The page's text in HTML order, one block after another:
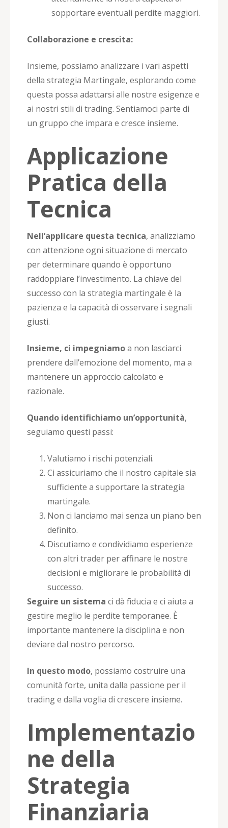
sopportare eventuali perdite maggiori.
Collaborazione e crescita:
Insieme, possiamo analizzare i vari aspetti
della strategia Martingale, esplorando come
questa possa adattarsi alle nostre esigenze e
ai nostri stili di trading. Sentiamoci parte di
un gruppo che impara e cresce insieme.
Applicazione
Pratica della
Tecnica
Nell’applicare questa tecnica, analizziamo
con attenzione ogni situazione di mercato
per determinare quando è opportuno
raddoppiare l’investimento. La chiave del
successo con la strategia martingale è la
pazienza e la capacità di osservare i segnali
giusti.
Insieme, ci impegniamoa non lasciarci
prendere dall’emozione del momento, ma a
mantenere un approccio calcolato e
razionale.
Quando identifichiamo un’opportunità,
seguiamo questi passi:
Valutiamo i rischi potenziali.
Ci assicuriamo che il nostro capitale sia
sufficiente a supportare la strategia
martingale.
Non ci lanciamo mai senza un piano ben
definito.
Discutiamo e condividiamo esperienze
con altri trader per affinare le nostre
decisioni e migliorare le probabilità di
successo.
Seguire un sistema ci dà fiducia e ci aiuta a
gestire meglio le perdite temporanee. È
importante mantenere la disciplina e non
deviare dal nostro percorso.
In questo modo, possiamo costruire una
comunità forte, unita dalla passione per il
trading e dalla voglia di crescere insieme.
Implementazio
ne della
Strategia
Finanziaria